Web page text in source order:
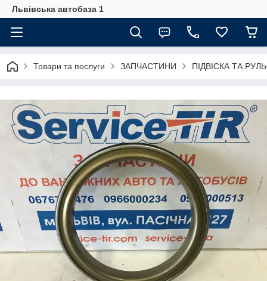
Львівська автобаза 1
Товари та послуги ЗАПЧАСТИНИ ПІДВІСКА ТА